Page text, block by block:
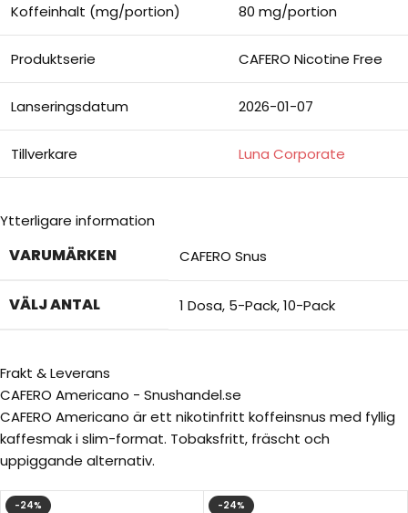
Koffeinhalt (mg/portion) 80 mg/portion
Produktserie CAFERO Nicotine Free
Lanseringsdatum 2026-01-07
Tillverkare Luna Corporate
Ytterligare information
VARUMÄRKEN CAFERO Snus
VÄLJ ANTAL 1 Dosa, 5-Pack,10-Pack
Frakt & Leverans
CAFERO Americano - Snushandel.se
CAFERO Americano är ett nikotinfritt koffeinsnus med fyllig
kaffesmak i slim-format. Tobaksfritt, fräscht och
uppiggande alternativ.
-24% -24%